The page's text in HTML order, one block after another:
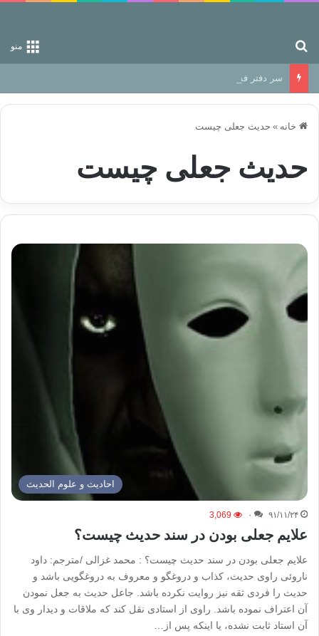
منو
سر دفتر فساد در زمین‌، دوری وکناره‌گیری از راه خداست‌!
خانه » حدیث جعلی چیست
حدیث جعلی چیست
احادیث و علوم الحدیث
۹۱/۱۱/۲۴ ۰ 3,069
علایم جعلی بودن در سند حدیث چیست؟
علایم جعلی بودن در سند حدیث چیست؟ : محمد غزالی /مترجم: داود
ناروئی راوی حدیث، کذاب و دروغگو و معروف به دروغگویی باشد و
حدیث را فردی ثقه نیز روایت نکرده باشد. جاعل حدیث به جعل نمودن
آن اعتراف نموده باشد. راوی از استادی نقل کند که ملاقات و دیدار وی با
آن استاد ثابت نشده، یا اینکه پس از…